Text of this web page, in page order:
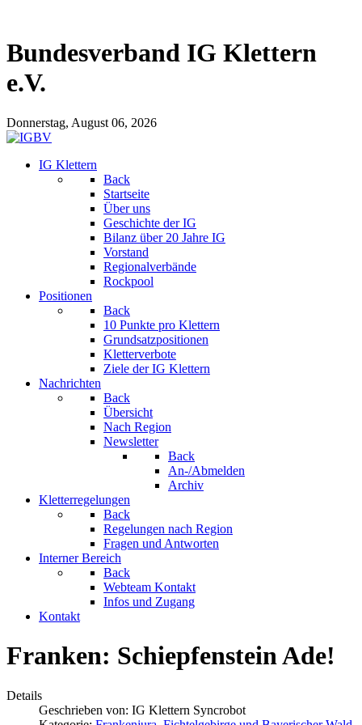
Bundesverband IG Klettern
e.V.
Donnerstag, August 06, 2026
IG Klettern
Back
Startseite
Über uns
Geschichte der IG
Bilanz über 20 Jahre IG
Vorstand
Regionalverbände
Rockpool
Positionen
Back
10 Punkte pro Klettern
Grundsatzpositionen
Kletterverbote
Ziele der IG Klettern
Nachrichten
Back
Übersicht
Nach Region
Newsletter
Back
An-/Abmelden
Archiv
Kletterregelungen
Back
Regelungen nach Region
Fragen und Antworten
Interner Bereich
Back
Webteam Kontakt
Infos und Zugang
Kontakt
Franken: Schiepfenstein Ade!
Details
Geschrieben von: IG Klettern Syncrobot